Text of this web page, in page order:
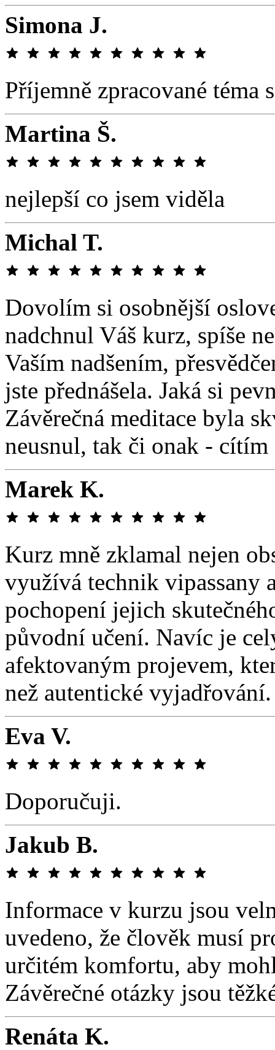
Simona J.
Příjemně zpracované téma
Martina Š.
nejlepší co jsem viděla
Michal T.
Dovolím si osobnější
nadchnul Váš kurz, spíše
Vaším nadšením,
jste přednášela. Jaká si
Závěrečná meditace byla
neusnul, tak či onak - cítím
Marek K.
Kurz mně zklamal nejen
využívá technik vipassany
pochopení jejich
původní učení. Navíc je
afektovaným projevem,
než autentické vyjadřování.
Eva V.
Doporučuji.
Jakub B.
Informace v kurzu jsou
uvedeno, že člověk musí
určitém komfortu, aby
Závěrečné otázky jsou
Renáta K.